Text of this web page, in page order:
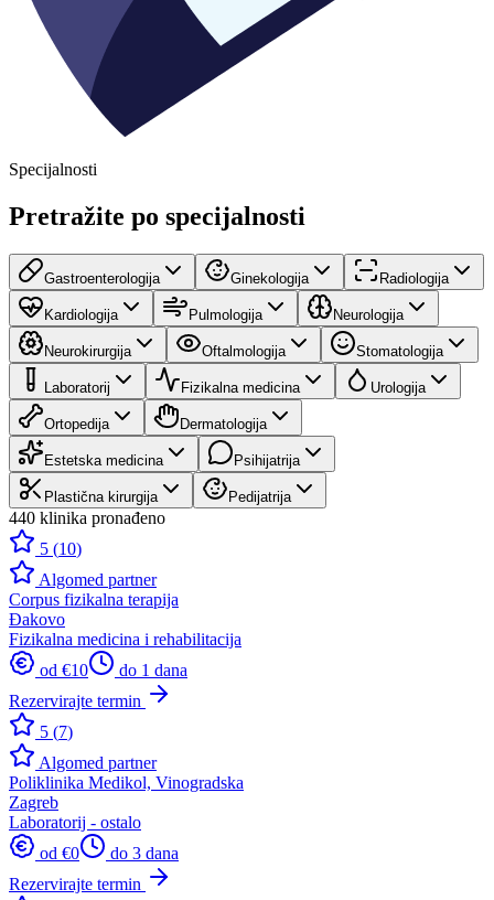
Specijalnosti
Pretražite po specijalnosti
Gastroenterologija Ginekologija Radiologija
Kardiologija Pulmologija Neurologija
Neurokirurgija Oftalmologija Stomatologija
Laboratorij Fizikalna medicina Urologija
Ortopedija Dermatologija
Estetska medicina Psihijatrija
Plastična kirurgija Pedijatrija
440 klinika pronađeno
5 (10)
Algomed partner
Corpus fizikalna terapija
Đakovo
Fizikalna medicina i rehabilitacija
od €10
do 1 dana
Rezervirajte termin
5 (7)
Algomed partner
Poliklinika Medikol, Vinogradska
Zagreb
Laboratorij - ostalo
od €0
do 3 dana
Rezervirajte termin